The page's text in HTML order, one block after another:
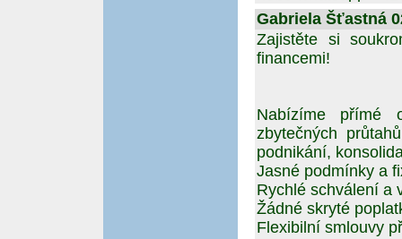
Gabriela Šťastná
Zajistěte si
financemi!
Nabízíme přímé
zbytečných
podnikání,
Jasné podmínky a
Rychlé schválení a
Žádné skryté
Flexibilní smlouvy